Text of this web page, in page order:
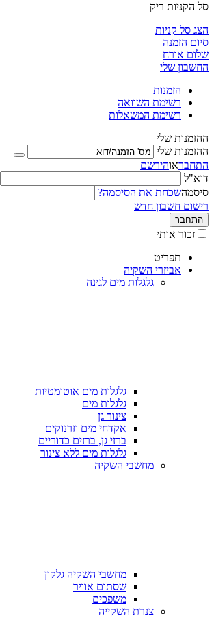
סל הקניות ריק
הצג סל קניות
סיום הזמנה
שלום אורח
החשבון שלי
הזמנות
רשימת השוואה
רשימת המשאלות
ההזמנות שלי
ההזמנות שלי
התחבראוהירשם
דוא"ל
סיסמהשכחת את הסיסמה?
רישום חשבון חדש
התחבר
זכור אותי
תפריט
אביזרי השקיה
גלגלות מים לגינה
גלגלות מים אוטומטיות
גלגלות מים
צינור גן
אקדחי מים וזרנוקים
ברזי גן, ברזים כדוריים
גלגלות מים ללא צינור
מחשבי השקיה
מחשבי השקיה גלקון
שסתום אוויר
משפכים
צנרת השקייה